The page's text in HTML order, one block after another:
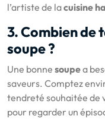
l’artiste de lacuisine
3. Combien de
soupe ?
Une bonne soupea
saveurs. Comptez
tendreté souhaitée de
pour regarder un